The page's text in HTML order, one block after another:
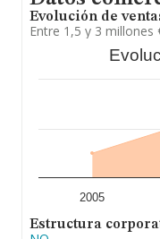
Evolución de
Entre 1,5 y 3 millones
2005
Estructura